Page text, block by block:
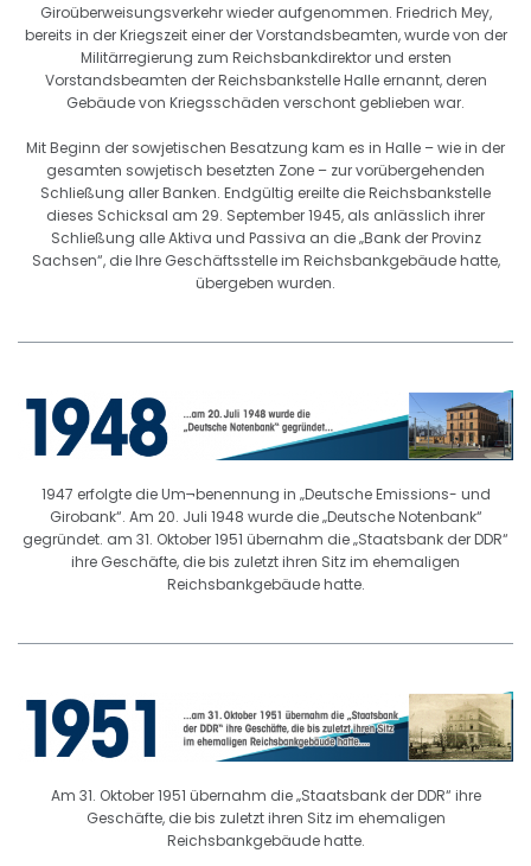
Giroüberweisungsverkehr wieder aufgenommen. Friedrich Mey,
bereits in der Kriegszeit einer der Vorstandsbeamten, wurde von der
Militärregierung zum Reichsbankdirektor und ersten
Vorstandsbeamten der Reichsbankstelle Halle ernannt, deren
Gebäude von Kriegsschäden verschont geblieben war.
Mit Beginn der sowjetischen Besatzung kam es in Halle – wie in der
gesamten sowjetisch besetzten Zone – zur vorübergehenden
Schließung aller Banken. Endgültig ereilte die Reichsbankstelle
dieses Schicksal am 29. September 1945, als anlässlich ihrer
Schließung alle Aktiva und Passiva an die „Bank der Provinz
Sachsen“, die Ihre Geschäftsstelle im Reichsbankgebäude hatte,
übergeben wurden.
1947 erfolgte die Um¬benennung in „Deutsche Emissions- und
Girobank“. Am 20. Juli 1948 wurde die „Deutsche Notenbank“
gegründet. am 31. Oktober 1951 übernahm die „Staatsbank der DDR“
ihre Geschäfte, die bis zuletzt ihren Sitz im ehemaligen
Reichsbankgebäude hatte.
Am 31. Oktober 1951 übernahm die „Staatsbank der DDR“ ihre
Geschäfte, die bis zuletzt ihren Sitz im ehemaligen
Reichsbankgebäude hatte.